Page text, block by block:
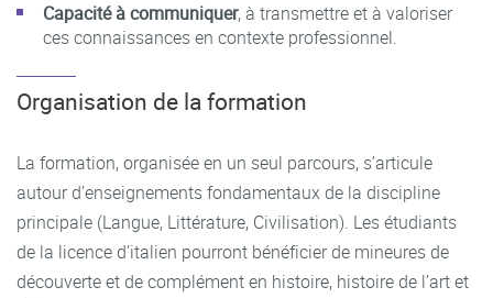
Capacité à communiquer, à transmettre et à valoriser
ces connaissances en contexte professionnel.
Organisation de la formation
La formation, organisée en un seul parcours, s’articule
autour d’enseignements fondamentaux de la discipline
principale (Langue, Littérature, Civilisation). Les étudiants
de la licence d’italien pourront bénéficier de mineures de
découverte et de complément en histoire, histoire de l’art et